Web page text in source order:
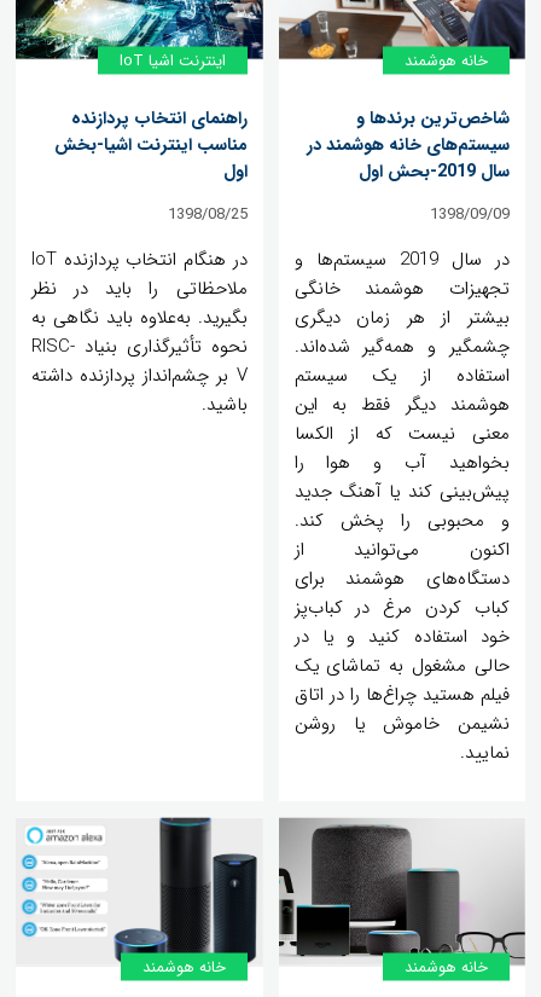
خانه‌ هوشمند
شاخص‌ترین برندها و
سیستم‌های خانه هوشمند در
سال 2019-بحش اول
1398/09/09
در سال 2019 سیستم‌ها و
تجهیزات هوشمند خانگی
بیشتر از هر زمان دیگری
چشمگیر و همه‌گیر شده‌اند.
استفاده از یک سیستم
هوشمند دیگر فقط به این
معنی نیست که از الکسا
بخواهید آب و هوا را
پیش‌بینی کند یا آهنگ جدید
و محبوبی را پخش کند.
اکنون می‌توانید از
دستگاه‌های هوشمند برای
کباب کردن مرغ در کباب‌پز
خود استفاده کنید و یا در
حالی مشغول به تماشای یک
فیلم هستید چراغ‌ها را در اتاق
نشیمن خاموش یا روشن
نمایید.
اینترنت اشیا IoT
راهنمای انتخاب پردازنده
مناسب اینترنت اشیا-بخش
اول
1398/08/25
در هنگام انتخاب پردازنده IoT
ملاحظاتی را باید در نظر
بگیرید. به‌علاوه باید نگاهی به
نحوه تأثیرگذاری بنیاد RISC-
V بر چشم‌انداز پردازنده داشته
باشید.
خانه‌ هوشمند خانه‌ هوشمند